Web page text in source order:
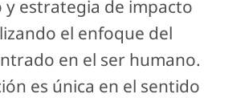
y estrategia de impacto
el enfoque del
en el ser humano.
es única en el sentido